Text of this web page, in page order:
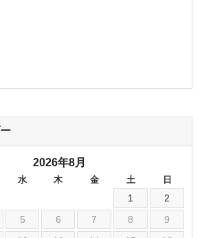
2026年8月
水 木 金 土 日
1
2
5 6 7 8
9